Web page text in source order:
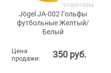
УТ-00015094
Jögel JA-002 Гольфы
футбольные Желтый/
Белый
Цена
продажи:
350 руб.